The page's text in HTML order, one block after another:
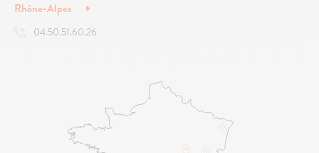
Rhône-Alpes
04.50.51.60.26